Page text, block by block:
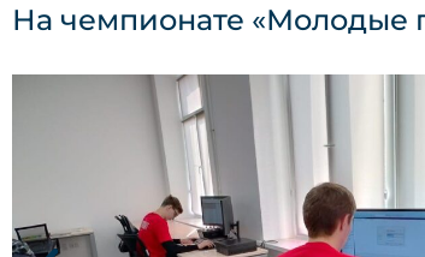
На чемпионате «Молодые